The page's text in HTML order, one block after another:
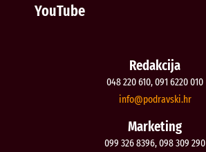
YouTube
Redakcija
048 220 610, 091 6220 010
rh.iksvardop
@ofni
Marketing
099 326 8396, 098 309 290